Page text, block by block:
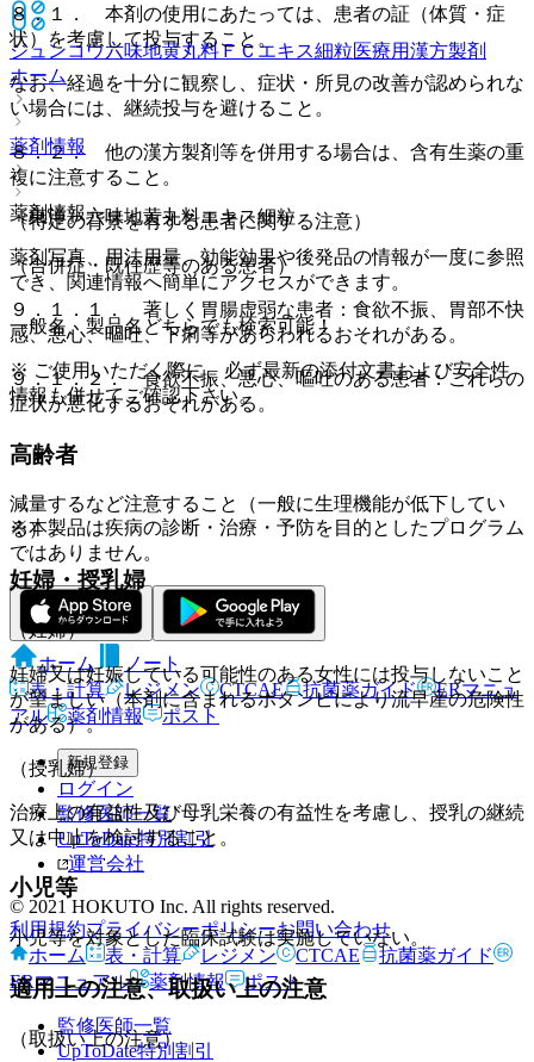
ジュンコウ六味地黄丸料ＦＣエキス細粒医療用漢方製剤
ホーム
薬剤情報
〔東洋〕六味地黄丸料エキス細粒
８．１． 本剤の使用にあたっては、患者の証（体質・症
状）を考慮して投与すること。
なお、経過を十分に観察し、症状・所見の改善が認められな
い場合には、継続投与を避けること。
８．２． 他の漢方製剤等を併用する場合は、含有生薬の重
複に注意すること。
（特定の背景を有する患者に関する注意）
（合併症・既往歴等のある患者）
９．１．１． 著しく胃腸虚弱な患者：食欲不振、胃部不快
感、悪心、嘔吐、下痢等があらわれるおそれがある。
９．１．２． 食欲不振、悪心、嘔吐のある患者：これらの
症状が悪化するおそれがある。
高齢者
減量するなど注意すること（一般に生理機能が低下してい
る）。
妊婦・授乳婦
（妊婦）
妊婦又は妊娠している可能性のある女性には投与しないこと
が望ましい（本剤に含まれるボタンピにより流早産の危険性
がある）。
（授乳婦）
治療上の有益性及び母乳栄養の有益性を考慮し、授乳の継続
又は中止を検討すること。
小児等
小児等を対象とした臨床試験は実施していない。
適用上の注意、取扱い上の注意
（取扱い上の注意）
薬剤情報
薬剤写真、用法用量、効能効果や後発品の情報が一度に参照
でき、関連情報へ簡単にアクセスができます。
一般名、製品名どちらでも検索可能！
※ ご使用いただく際に、必ず最新の添付文書および安全性
情報も併せてご確認下さい。
※本製品は疾病の診断・治療・予防を目的としたプログラム
ではありません。
ホーム
ノート
表・計算
レジメン CTCAE 抗菌薬ガイド
ERマニュ
アル
薬剤情報 ポスト
新規登録
ログイン
監修医師一覧
UpToDate特別割引
運営会社
© 2021 HOKUTO Inc. All rights reserved.
利用規約プライバシーポリシーお問い合わせ
ホーム
表・計算 レジメン CTCAE
抗菌薬ガイド
ERマニュアル
薬剤情報 ポスト
監修医師一覧
UpToDate特別割引